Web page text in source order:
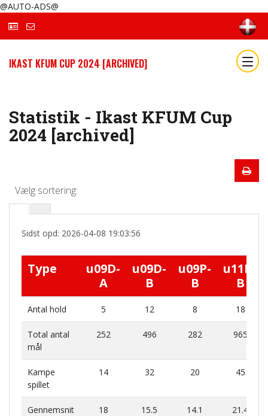
@AUTO-ADS@
IKAST KFUM CUP 2024 [ARCHIVED]
Statistik - Ikast KFUM Cup
2024 [archived]
Vælg sortering:
Sidst opd: 2026-04-08 19:03:56
Type
u09D-
A
u09D-
B
u09P-
B
u11D-
B
Antal hold 5 12 8 18
Total antal
mål
252 496 282 965
Kampe
spillet
14 32 20 45
Gennemsnit
18 15.5 14.1 21.4